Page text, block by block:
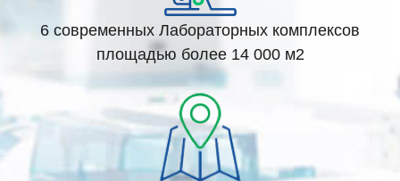
6 современных Лабораторных комплексов
площадью более 14 000 м2